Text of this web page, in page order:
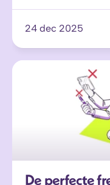
24 dec 2025
De perfecte